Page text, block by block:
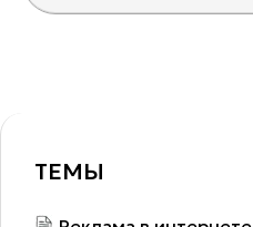
ТЕМЫ